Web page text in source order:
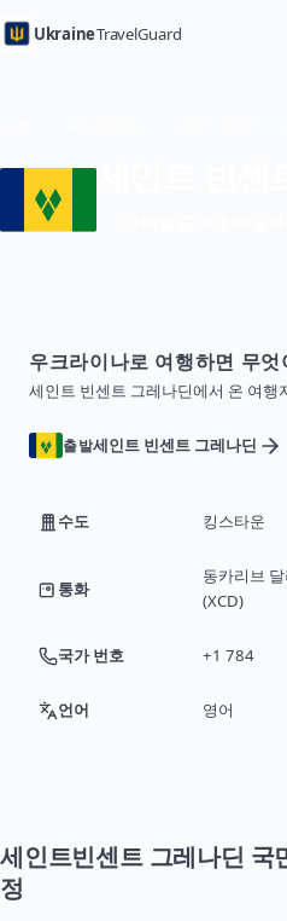
UkraineTravelGuard
우크라이나로 여행하면 무
세인트 빈센트 그레나딘에서 온 여행
출발세인트 빈센트 그레나딘
수도 킹스타운
통화
동카리브 달
(XCD)
국가 번호 +1 784
언어 영어
세인트빈센트 그레나딘 국
정